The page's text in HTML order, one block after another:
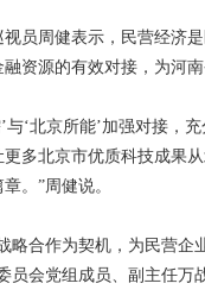
周健表示，民营经济是
资源的有效对接，为河
‘北京所能’加强对接，
多北京市优质科技成果
。”周健说。
合作为契机，为民营企
员会党组成员、副主任